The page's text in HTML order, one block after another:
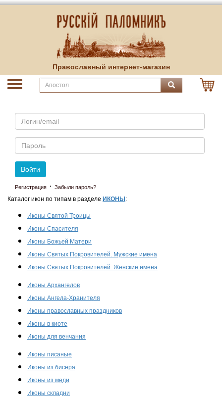
Православный интернет-магазин
Email
Пароль
Войти
Регистрация · Забыли пароль?
Каталог икон по типам в разделе ИКОНЫ :
Иконы Святой Троицы
Иконы Спасителя
Иконы Божьей Матери
Иконы Святых Покровителей. Мужские имена
Иконы Святых Покровителей. Женские имена
Иконы Архангелов
Иконы Ангела-Хранителя
Иконы православных праздников
Иконы в киоте
Иконы для венчания
Иконы писаные
Иконы из бисера
Иконы из меди
Иконы складни